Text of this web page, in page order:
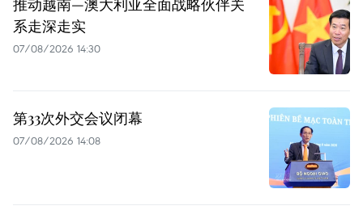
推动越南—澳大利亚全面战略伙伴关
系走深走实
07/08/2026 14:30
第33次外交会议闭幕
07/08/2026 14:08